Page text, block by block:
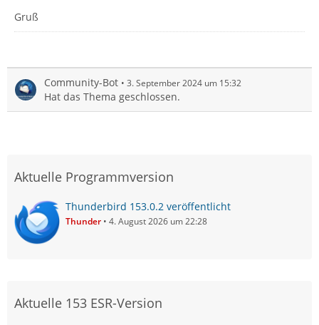
Gruß
Community-Bot 3. September 2024 um 15:32
Hat das Thema geschlossen.
Aktuelle Programmversion
Thunderbird 153.0.2 veröffentlicht
Thunder 4. August 2026 um 22:28
Aktuelle 153 ESR-Version